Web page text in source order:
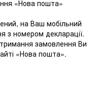
«Нова пошта»
на Ваш мобільний
з номером декларації.
замовлення Ви
«Нова пошта».